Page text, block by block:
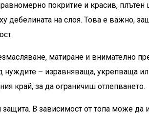
покритие и красив,
дебелината на слоя. Това е важно,
матиране и внимателно
– изравняваща, укрепваща
край, за да ограничиш отлепването.
В зависимост от топа може